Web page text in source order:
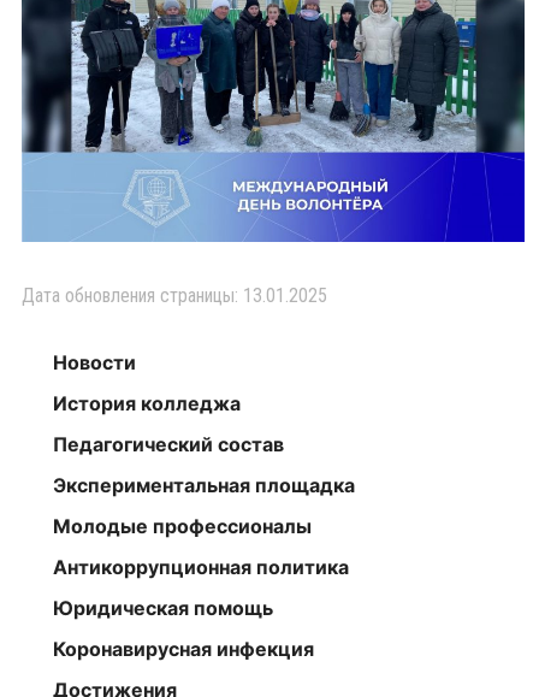
Дата обновления страницы: 13.01.2025
Новости
История колледжа
Педагогический состав
Экспериментальная площадка
Молодые профессионалы
Антикоррупционная политика
Юридическая помощь
Коронавирусная инфекция
Достижения